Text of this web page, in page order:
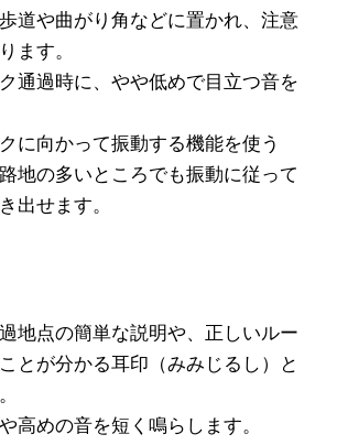
道や曲がり角などに置かれ、注意
ます。
通過時に、やや低めで目立つ音を
に向かって振動する機能を使う
地の多いところでも振動に従って
出せます。
地点の簡単な説明や、正しいルー
とが分かる耳印（みみじるし）と
高めの音を短く鳴らします。